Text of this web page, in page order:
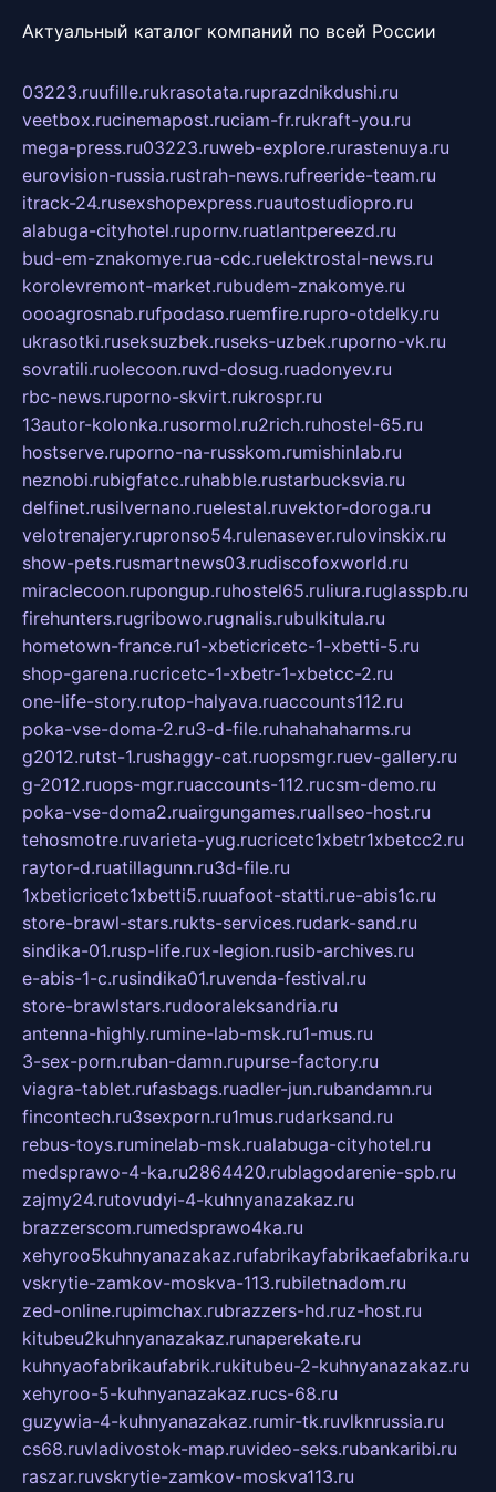
Актуальный каталог компаний по всей России
03223.ruufille.rukrasotata.ruprazdnikdushi.ru
veetbox.rucinemapost.ruciam-fr.rukraft-you.ru
mega-press.ru03223.ruweb-explore.rurastenuya.ru
eurovision-russia.rustrah-news.rufreeride-team.ru
itrack-24.rusexshopexpress.ruautostudiopro.ru
alabuga-cityhotel.rupornv.ruatlantpereezd.ru
bud-em-znakomye.rua-cdc.ruelektrostal-news.ru
korolevremont-market.rubudem-znakomye.ru
oooagrosnab.rufpodaso.ruemfire.rupro-otdelky.ru
ukrasotki.ruseksuzbek.ruseks-uzbek.ruporno-vk.ru
sovratili.ruolecoon.ruvd-dosug.ruadonyev.ru
rbc-news.ruporno-skvirt.rukrospr.ru
13autor-kolonka.rusormol.ru2rich.ruhostel-65.ru
hostserve.ruporno-na-russkom.rumishinlab.ru
neznobi.rubigfatcc.ruhabble.rustarbucksvia.ru
delfinet.rusilvernano.ruelestal.ruvektor-doroga.ru
velotrenajery.rupronso54.rulenasever.rulovinskix.ru
show-pets.rusmartnews03.rudiscofoxworld.ru
miraclecoon.rupongup.ruhostel65.ruliura.ruglasspb.ru
firehunters.rugribowo.rugnalis.rubulkitula.ru
hometown-france.ru1-xbeticricetc-1-xbetti-5.ru
shop-garena.rucricetc-1-xbetr-1-xbetcc-2.ru
one-life-story.rutop-halyava.ruaccounts112.ru
poka-vse-doma-2.ru3-d-file.ruhahahaharms.ru
g2012.rutst-1.rushaggy-cat.ruopsmgr.ruev-gallery.ru
g-2012.ruops-mgr.ruaccounts-112.rucsm-demo.ru
poka-vse-doma2.ruairgungames.ruallseo-host.ru
tehosmotre.ruvarieta-yug.rucricetc1xbetr1xbetcc2.ru
raytor-d.ruatillagunn.ru3d-file.ru
1xbeticricetc1xbetti5.ruuafoot-statti.rue-abis1c.ru
store-brawl-stars.rukts-services.rudark-sand.ru
sindika-01.rusp-life.rux-legion.rusib-archives.ru
e-abis-1-c.rusindika01.ruvenda-festival.ru
store-brawlstars.rudooraleksandria.ru
antenna-highly.rumine-lab-msk.ru1-mus.ru
3-sex-porn.ruban-damn.rupurse-factory.ru
viagra-tablet.rufasbags.ruadler-jun.rubandamn.ru
fincontech.ru3sexporn.ru1mus.rudarksand.ru
rebus-toys.ruminelab-msk.rualabuga-cityhotel.ru
medsprawo-4-ka.ru2864420.rublagodarenie-spb.ru
zajmy24.rutovudyi-4-kuhnyanazakaz.ru
brazzerscom.rumedsprawo4ka.ru
xehyroo5kuhnyanazakaz.rufabrikayfabrikaefabrika.ru
vskrytie-zamkov-moskva-113.rubiletnadom.ru
zed-online.rupimchax.rubrazzers-hd.ruz-host.ru
kitubeu2kuhnyanazakaz.runaperekate.ru
kuhnyaofabrikaufabrik.rukitubeu-2-kuhnyanazakaz.ru
xehyroo-5-kuhnyanazakaz.rucs-68.ru
guzywia-4-kuhnyanazakaz.rumir-tk.ruvlknrussia.ru
cs68.ruvladivostok-map.ruvideo-seks.rubankaribi.ru
raszar.ruvskrytie-zamkov-moskva113.ru